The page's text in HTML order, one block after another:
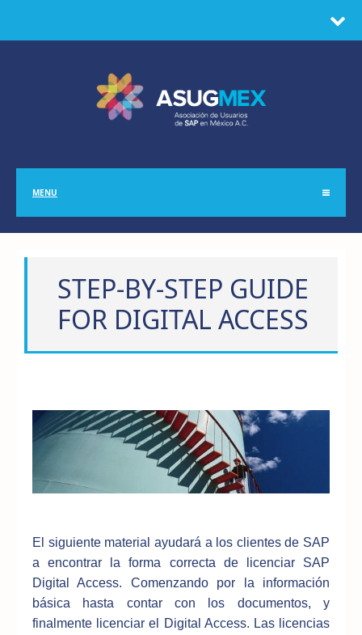
MENU
STEP-BY-STEP GUIDE
FOR DIGITAL ACCESS
El siguiente material ayudará a los clientes de SAP
a encontrar la forma correcta de licenciar SAP
Digital Access. Comenzando por la información
básica hasta contar con los documentos, y
finalmente licenciar el Digital Access. Las licencias